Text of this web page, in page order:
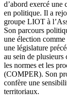
d’abord exercé une
en politique. Il a
groupe LIOT à
Son parcours
une élection
une législature
au sein de
les normes et les
(COMPER). Son
confère une
territoriaux.